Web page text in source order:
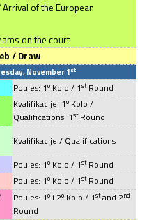
of the European
on the court
/ Draw
November 1st
Poules: 1o Kolo / 1stRound
Kvalifikacije: 1o Kolo /
Qualifications: 1stRound
Kvalifikacije / Qualifications
Poules: 1o Kolo / 1stRound
Poules: 1o Kolo / 1stRound
Poules: 1o i 2o Kolo / 1stand 2nd
Round